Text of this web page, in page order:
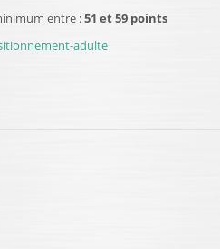
entre :51 et 59 points
adulte